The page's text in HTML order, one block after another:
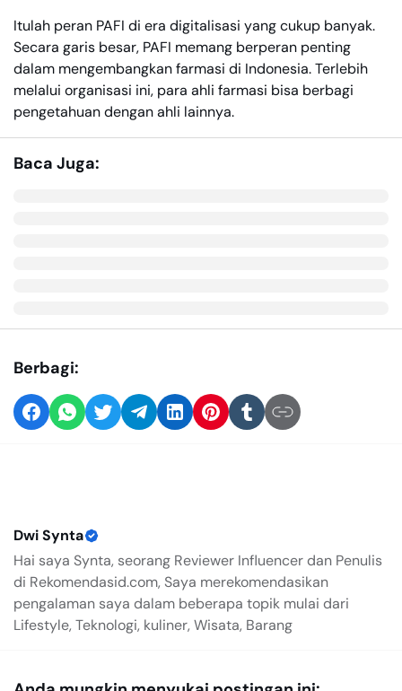
Itulah peran PAFI di era digitalisasi yang cukup banyak.
Secara garis besar, PAFI memang berperan penting
dalam mengembangkan farmasi di Indonesia. Terlebih
melalui organisasi ini, para ahli farmasi bisa berbagi
pengetahuan dengan ahli lainnya.
Baca Juga:
Berbagi:
Dwi Synta
Hai saya Synta, seorang Reviewer Influencer dan Penulis
di Rekomendasid.com, Saya merekomendasikan
pengalaman saya dalam beberapa topik mulai dari
Lifestyle, Teknologi, kuliner, Wisata, Barang